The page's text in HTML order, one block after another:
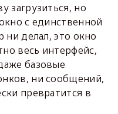
загрузиться, но
с единственной
ни делал, это окно
весь интерфейс,
базовые
ни сообщений,
превратится в